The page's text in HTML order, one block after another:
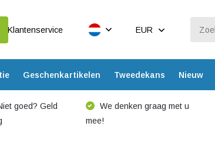
Klantenservice EUR
Geschenkartikelen Tweedekans Nieuw
goed? Geld
We denken graag met u
mee!